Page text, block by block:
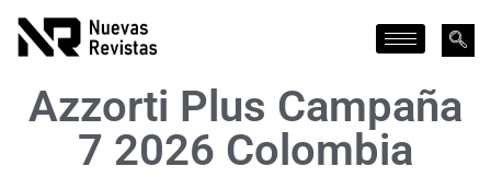
Azzorti Plus Campaña
7 2026 Colombia